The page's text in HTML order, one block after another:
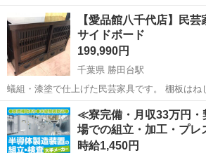
アース万代店からの指示により倉庫内にはいる
はジモティさんのメッセージのやりとりで、お願いし
約121×奥行4...
函館市 堀川町駅 収納家具
【愛品館八千代店】民
サイドボード
199,990円
千葉県 勝田台駅
蟻組・漆塗で仕上げた民芸家具です。 棚板はねじ込みダボで高さの変
更が出来ます。 見えないところまでしっかりと作られたとても品のあ
る民芸家具です。 扉は車輪が付いていてとてもスムーズに開閉しま
す。 天板...
千葉 八千代市 勝田台駅 収納家具
≪寮完備・月収33万円
場での組立・加工・プレ
時給1,450円